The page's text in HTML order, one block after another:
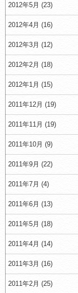
2012年5月 (23)
2012年4月 (16)
2012年3月 (12)
2012年2月 (18)
2012年1月 (15)
2011年12月 (19)
2011年11月 (19)
2011年10月 (9)
2011年9月 (22)
2011年7月 (4)
2011年6月 (13)
2011年5月 (18)
2011年4月 (14)
2011年3月 (16)
2011年2月 (25)